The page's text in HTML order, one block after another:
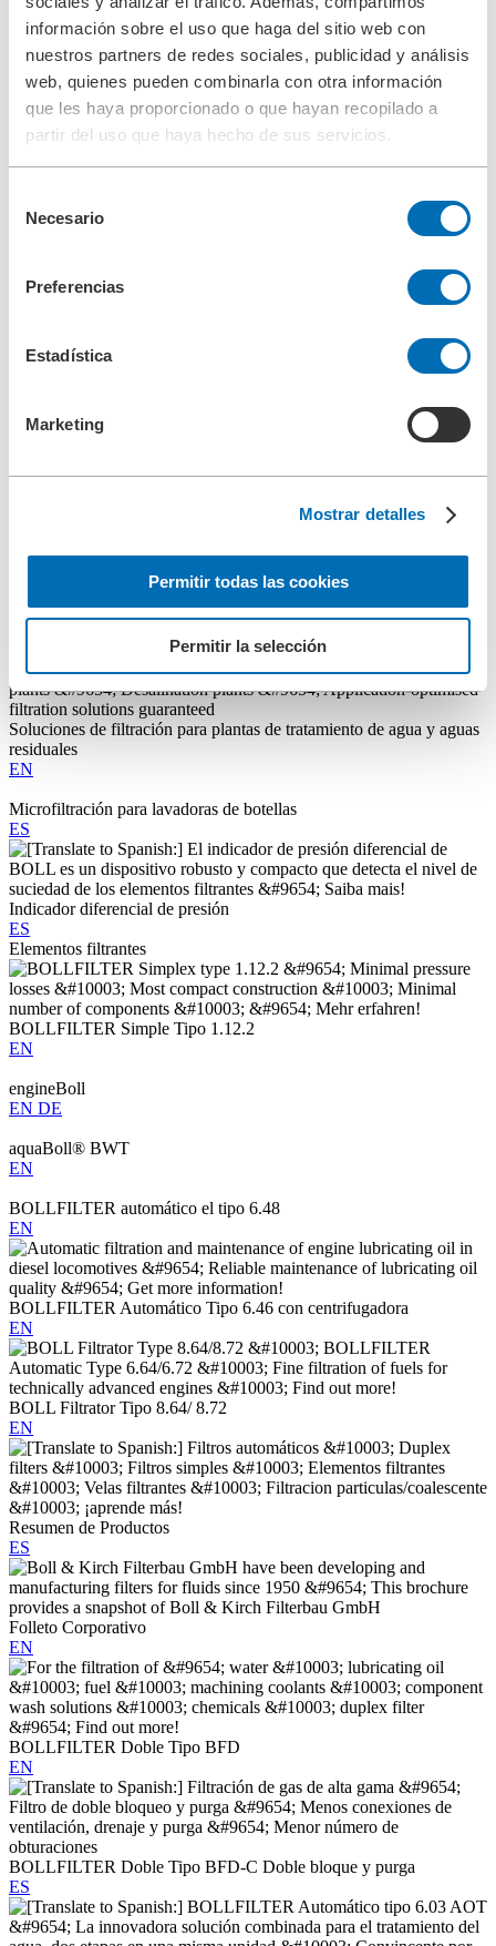
información sobre el uso que haga del sitio web con
nuestros partners de redes sociales, publicidad y análisis
web, quienes pueden combinarla con otra información
que les haya proporcionado o que hayan recopilado a
partir del uso que haya hecho de sus servicios.
Necesario
Preferencias
Estadística
Marketing
Mostrar detalles
Permitir todas las cookies
Permitir la selección
DIN EN ISO 50001
ENDEESFR
DIN EN ISO 14001
ES
+ -
Unidad de limpieza alta presión tipo 5.04
ES
Soluciones de filtracíon para máquinas de lavado de botellas
Soluciones de filtración marítima
Soluciones de filtración para plantas de tratamiento de agua y aguas
residuales
EN
Microfiltración para lavadoras de botellas
ES
Indicador diferencial de presión
ES
Elementos filtrantes
BOLLFILTER Simple Tipo 1.12.2
EN
engineBoll
EN DE
aquaBoll® BWT
EN
BOLLFILTER automático el tipo 6.48
EN
BOLLFILTER Automático Tipo 6.46 con centrifugadora
EN
BOLL Filtrator Tipo 8.64/ 8.72
EN
Resumen de Productos
ES
Folleto Corporativo
EN
BOLLFILTER Doble Tipo BFD
EN
BOLLFILTER Doble Tipo BFD-C Doble bloque y purga
ES